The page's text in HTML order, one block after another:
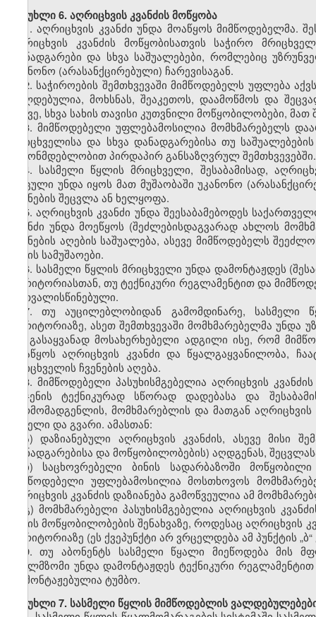
მუხლი 6. აღრიცხვის კვანძის მოწყობა
1. აღრიცხვის კვანძი უნდა მოაწყოს მიმწოდებელმა.
აღრიცხვის კვანძის მოწყობისათვის საჭირო
დანადგარები და სხვა საშუალებები, რომლებიც
უკანონო (არასანქცირებული) ჩარევისაგან.
2. საჭიროების შემთხვევაში მიმწოდებელს უფლება
ვალდებულია, მოხსნას, შეაკეთოს, დაამოწმოს და
ასევე, სხვა სახის თავისი კუთვნილი მოწყობილობები,
3. მიმწოდებელი უფლებამოსილია მომხმარებელს
მრიცხველისა და სხვა დანადგარებისა თუ
კანონმდებლობით პირდაპირ განსაზღვრულ შემთხვევებში.
4. სასმელი წყლის მრიცხველი, შესაბამისად,
დაცული უნდა იყოს მათ მუშაობაში უკანონო
ჩვენების შეცვლა ან ხელყოფა.
5. აღრიცხვის კვანძი უნდა შეესაბამებოდეს
კვანძი უნდა მოეწყოს (შეძლებისდაგვარად ახლოს
ჩვენების აღების საშუალება, ასევე მიმწოდებელს
სახის სამუშაოები.
6. სასმელი წყლის მრიცხველი უნდა დამონტაჟდეს
ტერიტორიასთან, თუ ტექნიკური რეგლამენტით და
გათვალისწინებული.
7. თუ აუცილებლობიდან გამომდინარე, სასმელი
ტერიტორიაზე, ასეთ შემთხვევაში მომხმარებელმა
და გასაყვანად მოსახერხებელი ადგილი ისე, რომ
მოაწყოს აღრიცხვის კვანძი და წყალგაყვანილობა,
მრიცხველის ჩვენების აღება.
8. მიმწოდებელი პასუხისმგებელია აღრიცხვის
ბრჯენის ტექნიკურად სწორად დადებასა და
წარმომადგენლის, მომხმარებლის და მათგან
სახელი და გვარი. ამასთან:
ა) დაზიანებული აღრიცხვის კვანძის, ასევე მისი
დანადგარებისა და მოწყობილობების) აღდგენას,
ბ) საცხოვრებელი ბინის სადარბაზოში მოწყობილი
მიმწოდებელი უფლებამოსილია მოსთხოვოს
აღრიცხვის კვანძის დაზიანება გამოწვეულია ამ
გ) მომხმარებელი პასუხისმგებელია აღრიცხვის
სახის მოწყობილობების შენახვაზე, როდესაც
ტერიტორიაზე (ეს ქვეპუნქტი არ ვრცელდება ამ პუნქტის
9. თუ აბონენტს სასმელი წყალი მიეწოდება მის
წყალმზომი უნდა დამონტაჟდეს ტექნიკური
დამონტაჟებულია ტუმბო.
მუხლი 7. სასმელი წყლის მიმწოდებლის